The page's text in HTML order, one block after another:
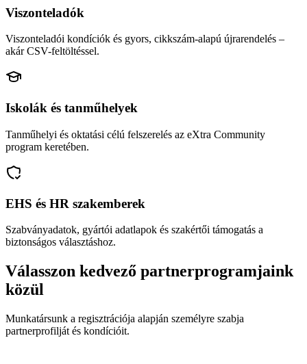
Viszonteladók
Viszonteladói kondíciók és gyors, cikkszám-alapú újrarendelés –
akár CSV-feltöltéssel.
Iskolák és tanműhelyek
Tanműhelyi és oktatási célú felszerelés az eXtra Community
program keretében.
EHS és HR szakemberek
Szabványadatok, gyártói adatlapok és szakértői támogatás a
biztonságos választáshoz.
Válasszon kedvező partnerprogramjaink
közül
Munkatársunk a regisztrációja alapján személyre szabja
partnerprofilját és kondícióit.